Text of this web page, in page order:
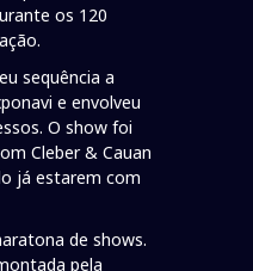
os 120
sequência a
e envolveu
O show foi
Cleber & Cauan
já estarem com
de shows.
pela